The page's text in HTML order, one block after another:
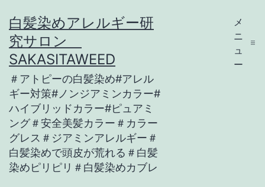
ン
テ
ン
ツ
へ
ス
キ
ッ
白髪染めアレルギー研
究サロン
SAKASITAWEED
＃アトピーの白髪染め#アレル
ギー対策#ノンジアミンカラー#
ハイブリッドカラー#ピュアミ
ング＃安全美髪カラー＃カラー
グレス＃ジアミンアレルギー＃
白髪染めで頭皮が荒れる＃白髪
染めピリピリ＃白髪染めカブレ
メ
ニ
ュ
ー